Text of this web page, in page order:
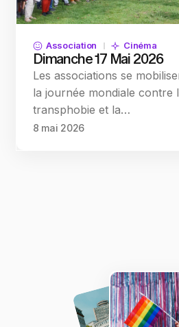
Association Cinéma
Dimanche 17 Mai 2026
Les associations se
la journée mondiale contre
transphobie et la…
8 mai 2026